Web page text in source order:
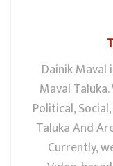
Dainik Maval
Maval
Political,
Taluka And
Currently,